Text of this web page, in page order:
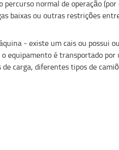
percurso normal de operação (por
baixas ou outras restrições
- existe um cais ou possui
equipamento é transportado por
carga, diferentes tipos de